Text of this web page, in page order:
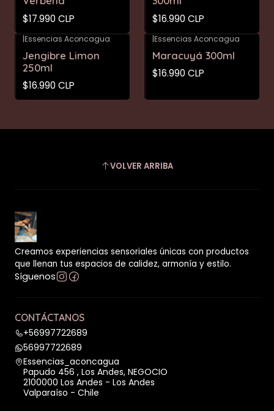
$17.990 CLP
$16.990 CLP
|Essencias Aconcagua
Jengibre Limon
250ml
$16.990 CLP
|Essencias Aconcagua
Maracuyá 300ml
$16.990 CLP
VOLVER ARRIBA
Creamos experiencias sensoriales únicas con productos
que llenan tus espacios de calidez, armonía y estilo.
Síguenos
CONTÁCTANOS
+56997722689
56997722689
Essencias_aconcagua
Papudo 456 , Los Andes, NEGOCIO
2100000 Los Andes - Los Andes
Valparaíso - Chile